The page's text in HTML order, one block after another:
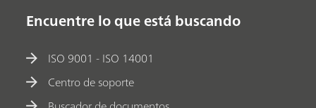
Encuentre lo que está buscando
ISO 9001 - ISO 14001
Centro de soporte